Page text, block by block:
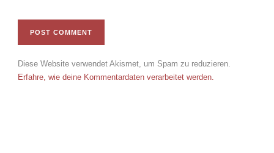
Diese Website verwendet Akismet, um Spam zu reduzieren.
Erfahre, wie deine Kommentardaten verarbeitet werden.